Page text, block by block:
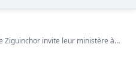
Ziguinchor invite leur ministère à…